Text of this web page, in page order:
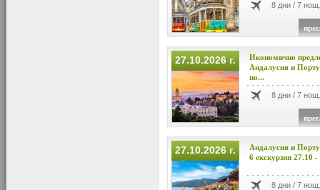
8 дни / 7 нощ.
27.10.2026 г.
Икономично
Андалусия и
по...
8 дни / 7 нощ.
27.10.2026 г.
Андалусия и
6 екскурзии 27.10 -
8 дни / 7 нощ.